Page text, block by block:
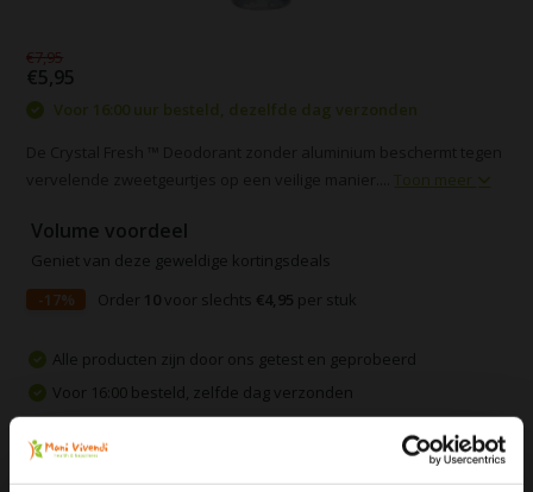
€7,95
€5,95
Voor 16:00 uur besteld, dezelfde dag verzonden
vervelende zweetgeurtjes op een veilige manier....Toon meer
Volume voordeel
Geniet van deze geweldige kortingsdeals
-17%
Order 10 voor slechts €4,95 per stuk
Alle producten zijn door ons getest en geprobeerd
Voor 16:00 besteld, zelfde dag verzonden